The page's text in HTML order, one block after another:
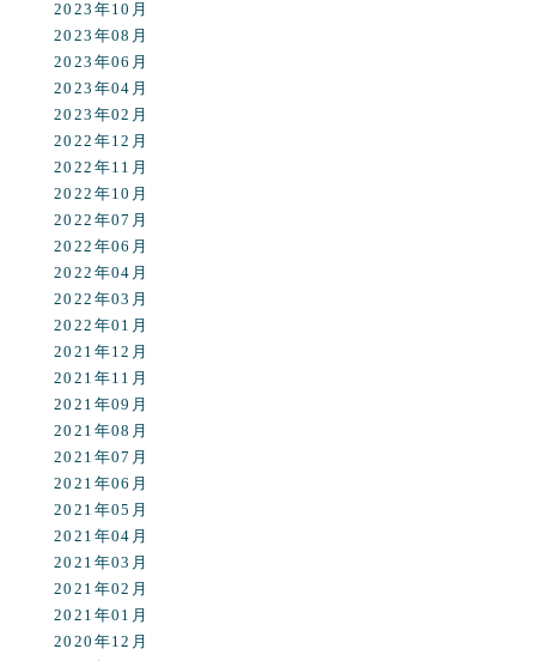
2023年10月
2023年08月
2023年06月
2023年04月
2023年02月
2022年12月
2022年11月
2022年10月
2022年07月
2022年06月
2022年04月
2022年03月
2022年01月
2021年12月
2021年11月
2021年09月
2021年08月
2021年07月
2021年06月
2021年05月
2021年04月
2021年03月
2021年02月
2021年01月
2020年12月